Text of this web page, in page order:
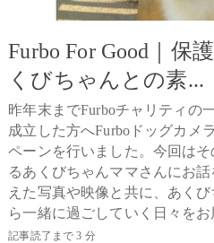
Furbo For Good｜保
くびちゃんとの素...
昨年末までFurboチャリティの
成立した方へFurboドッグカメ
ペーンを行いました。今回は
るあくびちゃんママさんにお話
えた写真や映像と共に、あく
ら一緒に過ごしていく日々をお
記事読了まで 3 分